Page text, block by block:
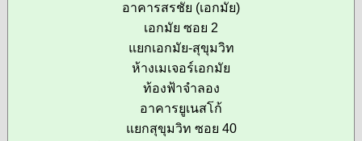
อาคารสรชัย (เอกมัย)
เอกมัย ซอย 2
แยกเอกมัย-สุขุมวิท
ห้างเมเจอร์เอกมัย
ท้องฟ้าจำลอง
อาคารยูเนสโก้
แยกสุขุมวิท ซอย 40